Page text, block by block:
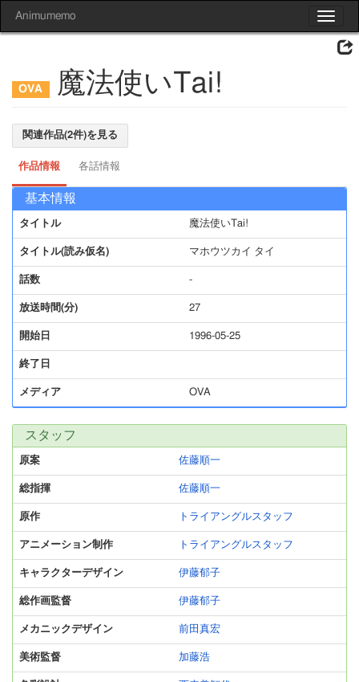
Toggle
Animumemo
魔法使いTai!
関連作品(2件)を見る
作品情報 各話情報
基本情報
タイトル 魔法使いTai!
タイトル(読み仮名) マホウツカイ タイ
話数 -
放送時間(分) 27
開始日 1996-05-25
終了日
メディア OVA
スタッフ
原案 佐藤順一
総指揮 佐藤順一
原作 トライアングルスタッフ
アニメーション制作 トライアングルスタッフ
キャラクターデザイン 伊藤郁子
総作画監督 伊藤郁子
メカニックデザイン 前田真宏
美術監督 加藤浩